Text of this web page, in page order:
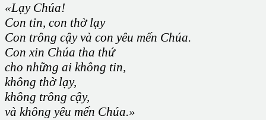
«Lạy Chúa!
Con tin, con thờ lạy
Con trông cậy và con yêu mến Chúa.
Con xin Chúa tha thứ
cho những ai không tin,
không thờ lạy,
không trông cậy,
và không yêu mến Chúa.»